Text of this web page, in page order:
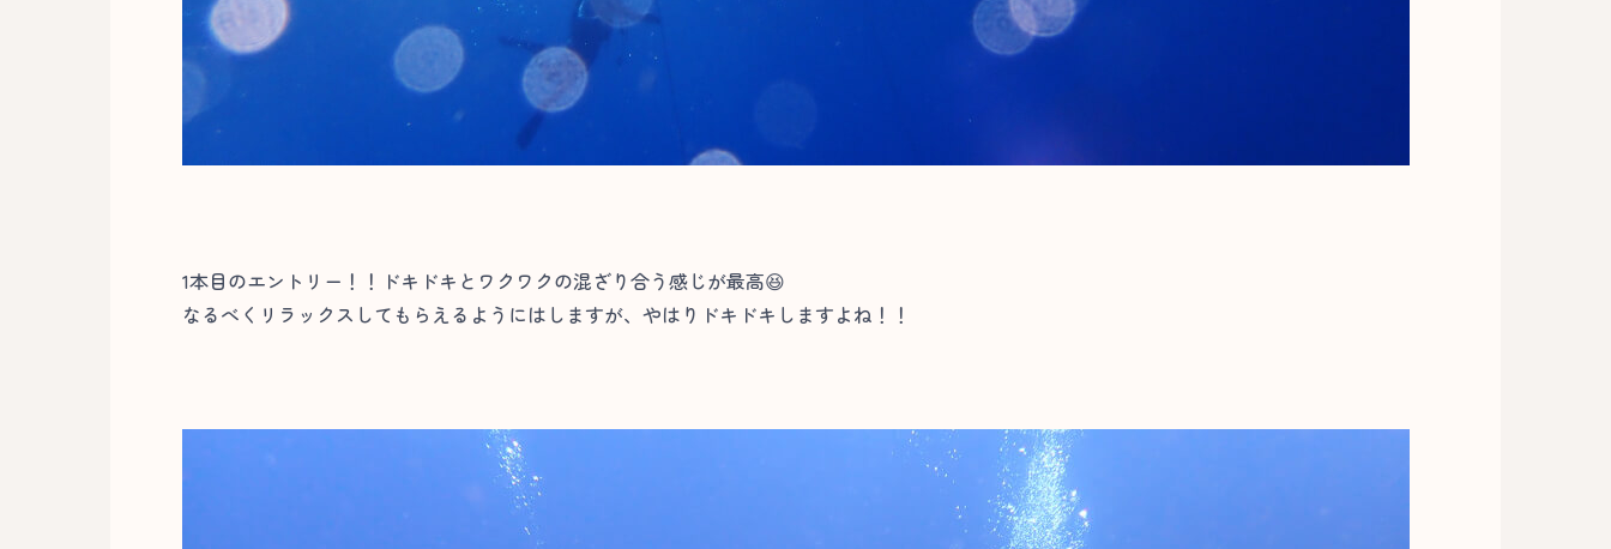
1本目のエントリー！！ドキドキとワクワクの混ざり合う感じが最高😆
なるべくリラックスしてもらえるようにはしますが、やはりドキドキしますよね！！